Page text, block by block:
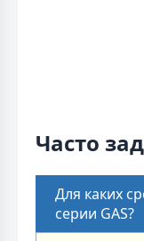
Часто
Для каких
серии GAS?